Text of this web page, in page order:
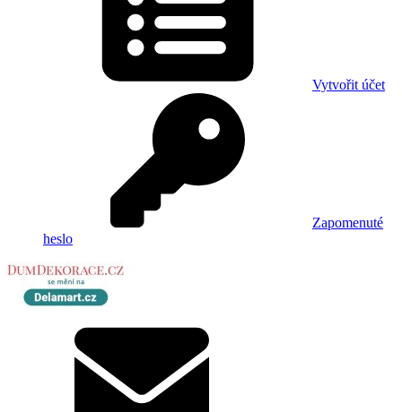
Vytvořit účet
Zapomenuté
heslo